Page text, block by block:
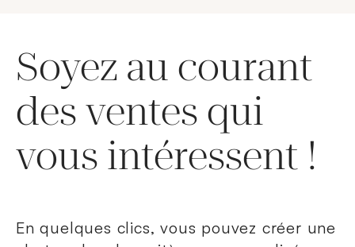
Soyez au courant
des ventes qui
vous intéressent !
En quelques clics, vous pouvez créer une